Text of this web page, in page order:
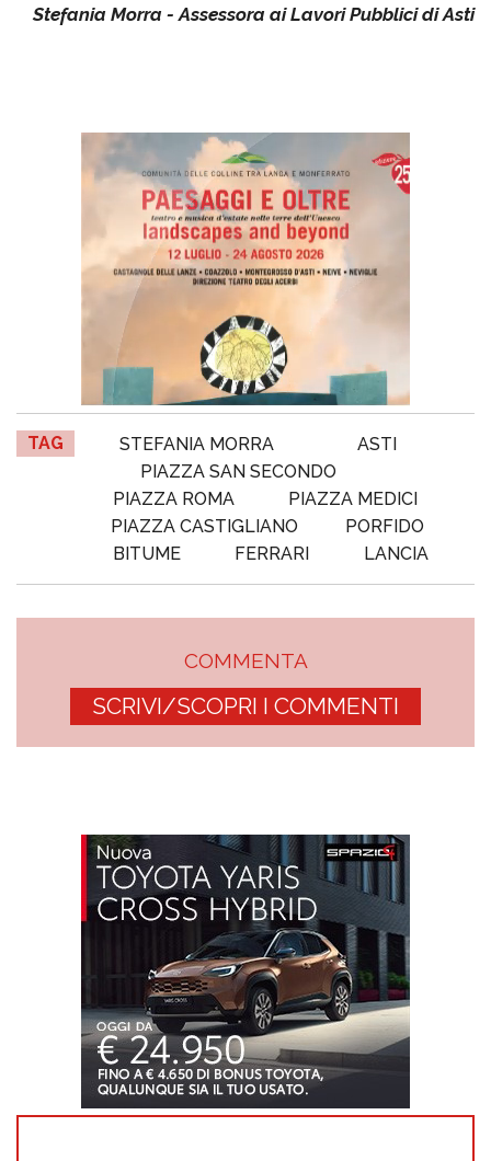
Stefania Morra - Assessora ai Lavori Pubblici di Asti
TAG STEFANIA MORRA
ASTI
PIAZZA SAN SECONDO
PIAZZA ROMA
PIAZZA MEDICI
PIAZZA CASTIGLIANO
PORFIDO
BITUME
FERRARI LANCIA
COMMENTA
SCRIVI/SCOPRI I COMMENTI